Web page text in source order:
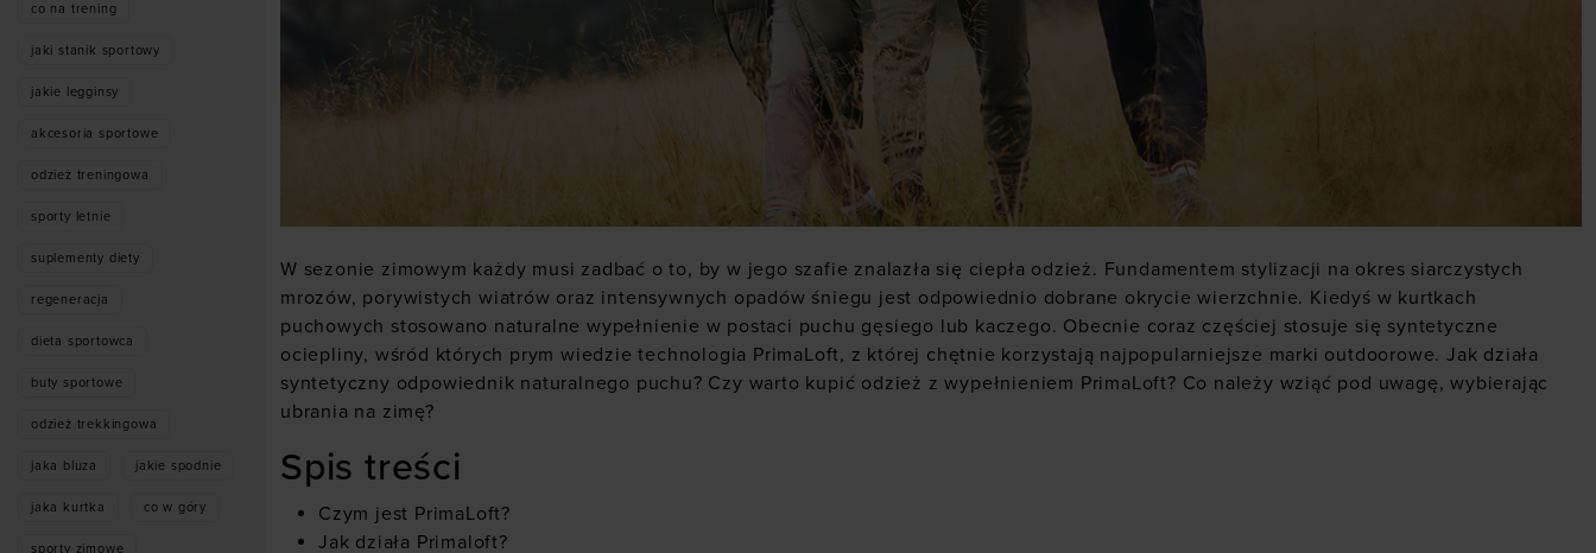
W sezonie zimowym każdy musi zadbać o to, by w jego szafie znalazła się ciepła odzież. Fundamentem stylizacji na okres siarczystych
mrozów, porywistych wiatrów oraz intensywnych opadów śniegu jest odpowiednio dobrane okrycie wierzchnie. Kiedyś w kurtkach
puchowych stosowano naturalne wypełnienie w postaci puchu gęsiego lub kaczego. Obecnie coraz częściej stosuje się syntetyczne
ociepliny, wśród których prym wiedzie technologia PrimaLoft, z której chętnie korzystają najpopularniejsze marki outdoorowe. Jak działa
syntetyczny odpowiednik naturalnego puchu? Czy warto kupić odzież z wypełnieniem PrimaLoft? Co należy wziąć pod uwagę, wybierając
ubrania na zimę?
Spis treści
Czym jest PrimaLoft?
Jak działa Primaloft?
co na trening
jaki stanik sportowy
jakie legginsy
akcesoria sportowe
odzież treningowa
sporty letnie
suplementy diety
regeneracja
dieta sportowca
buty sportowe
odzież trekkingowa
jaka bluza jakie spodnie
jaka kurtka co w góry
sporty zimowe